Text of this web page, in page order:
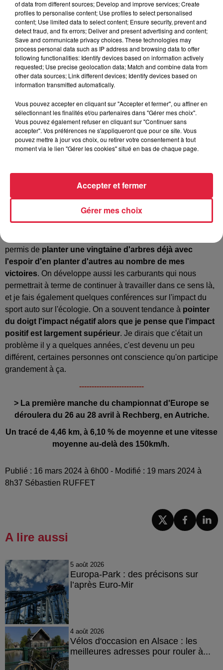
discussions, il n'y a personne qui déteste ça, même si tout le
monde n'est pas passionné. C'est vrai aussi que ça fait
quelques années qu'on aquelques grands noms qui
nous ont permis de faire connaître l'Alsace dans le
monde entier. Forcément on a envie de poursuivre cette
aventure.Il faut continuer cette lignée !
Les questions liées à l'environnement reviennent
beaucoup. Qu'est-ce que tu peux nous dire comment se
situe le sport auto aujourd'hui ?
J'ai envie de dire, il y a trois ans, ça a été l'année la plus
compliquée, avecune prise de conscience assez extrême
au niveau de l'écologie, où nous, pilote, on a eu
on a montré en tant que passionnés de sport
automobile qu'on avait une vraie conscience aussi de
ce qu'il fallait faire pour améliorer la situation
beaucoup dans ce sens. J'ai par exemple rejoint un
permis de planter une vingtaine d'arbres déjà avec
l'espoir d'en planter d'autres au nombre de mes
victoires. On développe aussi les carburants qui nous
permettrait à terme de continuer à travailler dans ce sens là,
et je fais également quelques conférences sur l'impact du
sport auto sur l'écologie. On a souvent tendance à pointer
du doigt l'impact négatif alors que je pense que l'impact
positif est largement supérieur. Je dirais que c'était un
problème il y a quelques années, c'est devenu un peu
différent, certaines personnes ont conscience qu'on participe
grandement à ça.
--------------------------
> La première manche du championnat d'Europe se
déroulera du 26 au 28 avril à Rechberg, en Autriche.
Un tracé de 4,46 km, à 6,10 % de moyenne et une vitesse
moyenne au-delà des 150km/h.
Publié : 16 mars 2024 à 6h00 - Modifié : 19 mars 2024 à
8h37 Sébastien RUFFET
A lire aussi
5 août 2026
Europa-Park : des précisons sur
l’après Euro-Mir
4 août 2026
Vélos d'occasion en Alsace : les
meilleures adresses pour rouler à...
of data from different sources; Develop and improve services; Create
profiles to personalise content; Use profiles to select personalised
content; Use limited data to select content; Ensure security, prevent and
detect fraud, and fix errors; Deliver and present advertising and content;
Save and communicate privacy choices. These technologies may
process personal data such as IP address and browsing data to offer
following functionalities: Identify devices based on information actively
requested; Use precise geolocation data; Match and combine data from
other data sources; Link different devices; Identify devices based on
information transmitted automatically.
Vous pouvez accepter en cliquant sur "Accepter et fermer", ou affiner en
sélectionnant les finalités et/ou partenaires dans "Gérer mes choix".
Vous pouvez également refuser en cliquant sur "Continuer sans
accepter". Vos préférences ne s'appliqueront que pour ce site. Vous
pouvez mettre à jour vos choix, ou retirer votre consentement à tout
moment via le lien "Gérer les cookies" situé en bas de chaque page.
Gérer mes choix
Accepter et fermer